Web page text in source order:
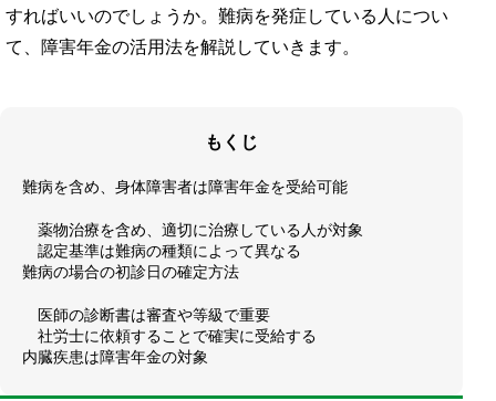
すればいいのでしょうか。難病を発症している人につい
て、障害年金の活用法を解説していきます。
もくじ
難病を含め、身体障害者は障害年金を受給可能
薬物治療を含め、適切に治療している人が対象
認定基準は難病の種類によって異なる
難病の場合の初診日の確定方法
医師の診断書は審査や等級で重要
社労士に依頼することで確実に受給する
内臓疾患は障害年金の対象